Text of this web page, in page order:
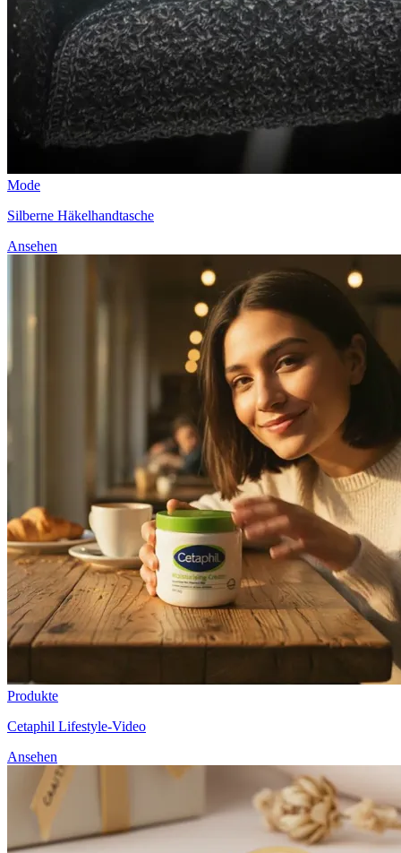
Mode
Silberne Häkelhandtasche
Ansehen
Produkte
Cetaphil Lifestyle-Video
Ansehen